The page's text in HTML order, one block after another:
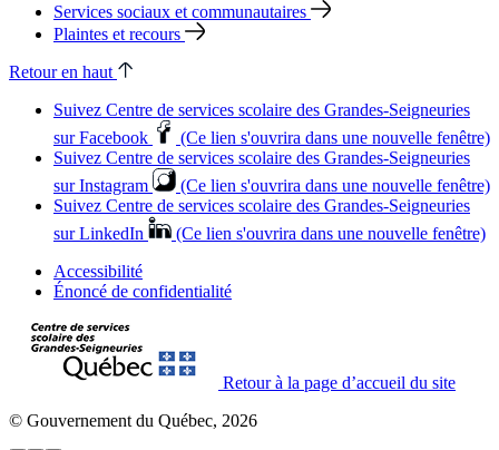
Services sociaux et communautaires
Plaintes et recours
Retour en haut
Suivez Centre de services scolaire des Grandes‑Seigneuries
sur Facebook
(Ce lien s'ouvrira dans une nouvelle fenêtre)
Suivez Centre de services scolaire des Grandes‑Seigneuries
sur Instagram
(Ce lien s'ouvrira dans une nouvelle fenêtre)
Suivez Centre de services scolaire des Grandes‑Seigneuries
sur LinkedIn
(Ce lien s'ouvrira dans une nouvelle fenêtre)
Accessibilité
Énoncé de confidentialité
Retour à la page d’accueil du site
© Gouvernement du Québec, 2026